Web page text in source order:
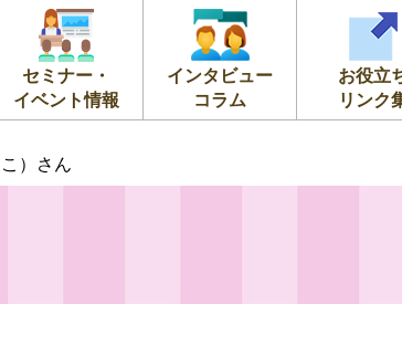
セミナー・
イベント情報
インタビュー
コラム
お役立
リンク
）さん